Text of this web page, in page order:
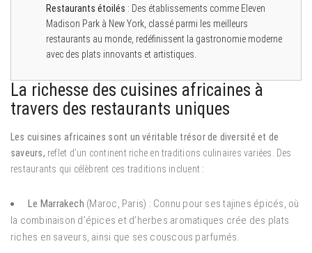
Restaurants étoilés : Des établissements comme Eleven
Madison Park à New York, classé parmi les meilleurs
restaurants au monde, redéfinissent la gastronomie moderne
avec des plats innovants et artistiques.
La richesse des cuisines africaines à
travers des restaurants uniques
Les cuisines africaines sont un véritable trésor de diversité et de
saveurs, reflet d’un continent riche en traditions culinaires variées. Des
restaurants qui célèbrent ces traditions incluent :
Le Marrakech (Maroc, Paris) : Connu pour ses tajines épicés, où
la combinaison d’épices et d’herbes aromatiques crée des plats
riches en saveurs, ainsi que ses couscous parfumés.